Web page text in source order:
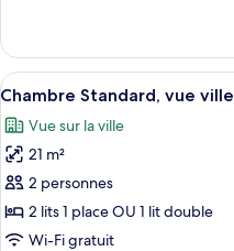
vue
cour
intérieure
le
type
de
Chambre
Standard,
vue
cour
intérieure
Afficher
toutes
les
photos
pour
ce
type
9
Chambre Standard, vue ville
Vue sur la ville
21 m²
2 personnes
2 lits 1 place OU 1 lit double
Wi-Fi gratuit